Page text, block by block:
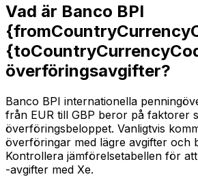
Vad är Banco BPI
överföringsavgifter?
Banco BPI internationella
från EUR till GBP beror på faktorer
överföringsbeloppet. Vanligtvis
överföringar med lägre avgifter och
Kontrollera jämförelsetabellen för
-avgifter med Xe.